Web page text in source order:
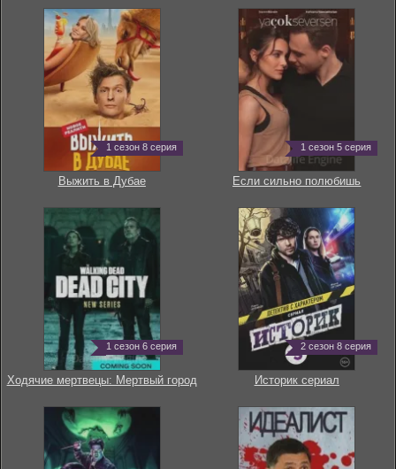
1 сезон 8 серия
Выжить в Дубае
1 сезон 5 серия
Если сильно полюбишь
1 сезон 6 серия
Ходячие мертвецы: Мертвый город
2 сезон 8 серия
Историк сериал